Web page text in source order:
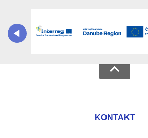
KONTAKT